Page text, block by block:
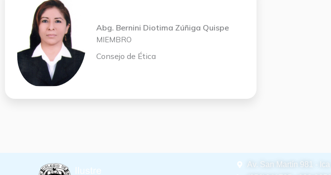
Abg. Bernini Diotima Zúñiga Quispe
MIEMBRO
Consejo de Ética
Av. San Martín 981 - Ica